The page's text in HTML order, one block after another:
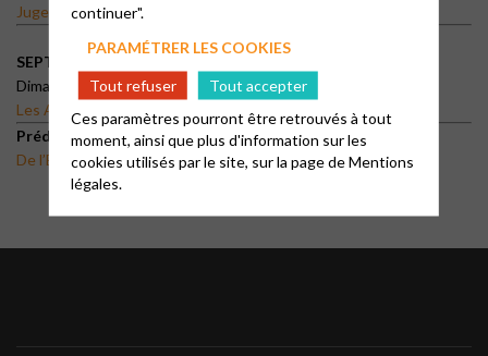
Juge et Veuve par P. Cousson
SEPTEMBRE
Dimanche 25 Septembre 2022 :Luc 2, 41-49
Les Affaires de mon Père par le Pasteur R Poupin
Prédications de l’été :
De l’Eau Vive Prédications des étés 2021-2022
continuer".
PARAMÉTRER LES COOKIES
Tout refuser
Tout accepter
Ces paramètres pourront être retrouvés à tout
moment, ainsi que plus d'information sur les
cookies utilisés par le site, sur la page deMentions
légales.